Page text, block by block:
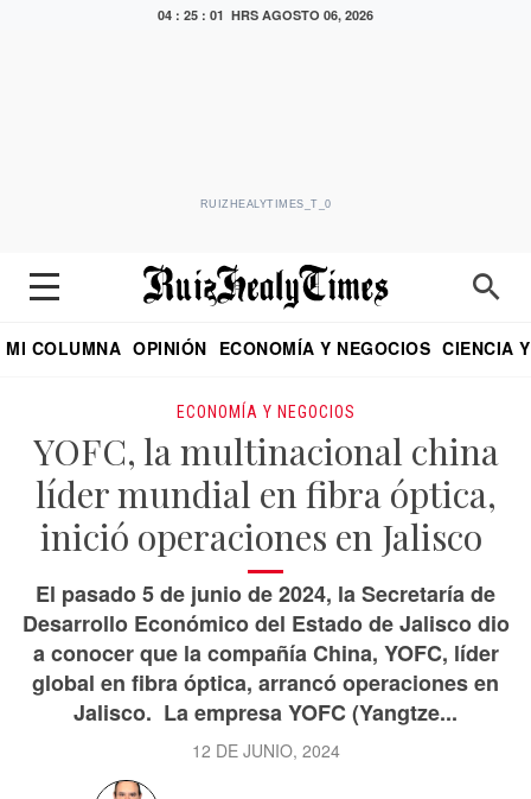
04 : 25 : 02 HRS AGOSTO 06, 2026
RUIZHEALYTIMES_T_0
MI COLUMNA OPINIÓN ECONOMÍA Y NEGOCIOS CIENCIA
ECONOMÍA Y NEGOCIOS
YOFC, la multinacional china
líder mundial en fibra óptica,
inició operaciones en Jalisco
El pasado 5 de junio de 2024, la Secretaría de
Desarrollo Económico del Estado de Jalisco dio
a conocer que la compañía China, YOFC, líder
global en fibra óptica, arrancó operaciones en
Jalisco. La empresa YOFC (Yangtze...
12 DE JUNIO, 2024